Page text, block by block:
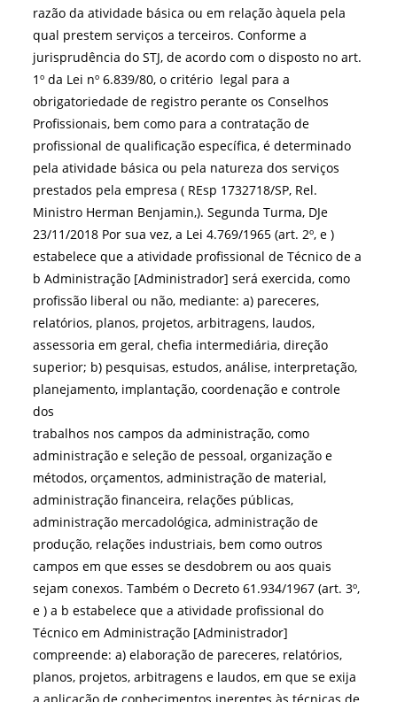
razão da atividade básica ou em relação àquela pela
qual prestem serviços a terceiros. Conforme a
jurisprudência do STJ, de acordo com o disposto no art.
1º da Lei nº 6.839/80, o critério legal para a
obrigatoriedade de registro perante os Conselhos
Profissionais, bem como para a contratação de
profissional de qualificação específica, é determinado
pela atividade básica ou pela natureza dos serviços
prestados pela empresa ( REsp 1732718/SP, Rel.
Ministro Herman Benjamin,). Segunda Turma, DJe
23/11/2018 Por sua vez, a Lei 4.769/1965 (art. 2º, e )
estabelece que a atividade profissional de Técnico de a
b Administração [Administrador] será exercida, como
profissão liberal ou não, mediante: a) pareceres,
relatórios, planos, projetos, arbitragens, laudos,
assessoria em geral, chefia intermediária, direção
superior; b) pesquisas, estudos, análise, interpretação,
planejamento, implantação, coordenação e controle
dos
trabalhos nos campos da administração, como
administração e seleção de pessoal, organização e
métodos, orçamentos, administração de material,
administração financeira, relações públicas,
administração mercadológica, administração de
produção, relações industriais, bem como outros
campos em que esses se desdobrem ou aos quais
sejam conexos. Também o Decreto 61.934/1967 (art. 3º,
e ) a b estabelece que a atividade profissional do
Técnico em Administração [Administrador]
compreende: a) elaboração de pareceres, relatórios,
planos, projetos, arbitragens e laudos, em que se exija